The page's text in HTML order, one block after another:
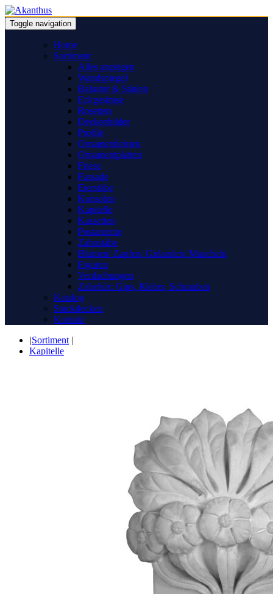
Toggle navigation
Home
Sortiment
Alles anzeigen
Wandspiegel
Baluster & Säulen
Eckgesimse
Rosetten
Deckenbilder
Profile
Ornamentleisten
Ornamentplatten
Friese
Fassade
Eierstäbe
Konsolen
Kapitelle
Kassetten
Postamente
Zahnstäbe
Blumen/ Zapfen/ Girlanden/ Muscheln
Figuren
Verdachungen
Zubehör: Gips, Kleber, Schrauben
Katalog
Stuckdecken
Kontakt
|Sortiment |
Kapitelle